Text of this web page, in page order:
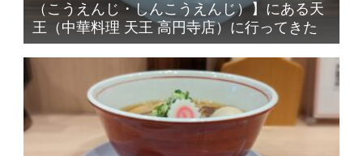
（こうえんじ・しんこうえんじ）】にある天
王（中華料理 天王 高円寺店）に行ってきた